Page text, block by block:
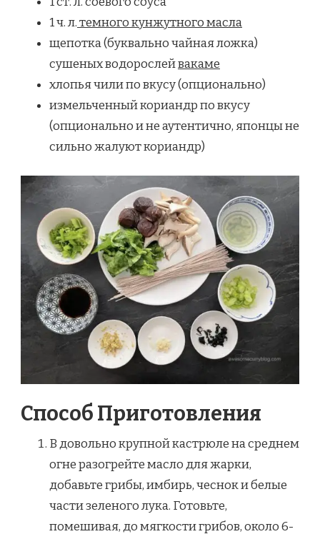
1 ч. л.темного кунжутного масла
щепотка (буквально чайная ложка)
сушеных водорослейвакаме
хлопья чили по вкусу (опционально)
измельченный кориандр по вкусу
(опционально и не аутентично, японцы не
сильно жалуют кориандр)
Способ Приготовления
В довольно крупной кастрюле на среднем
огне разогрейте масло для жарки,
добавьте грибы, имбирь, чеснок и белые
части зеленого лука. Готовьте,
помешивая, до мягкости грибов, около 6-